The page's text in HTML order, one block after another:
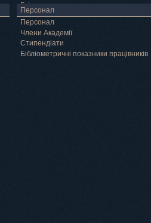
Грід
Персонал
Персонал
Члени Академії
Cтипендіати
Бібліометричні показники працівників